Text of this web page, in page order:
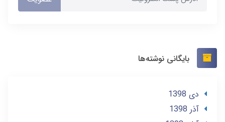
بایگانی نوشته‌ها
دی 1398
آذر 1398